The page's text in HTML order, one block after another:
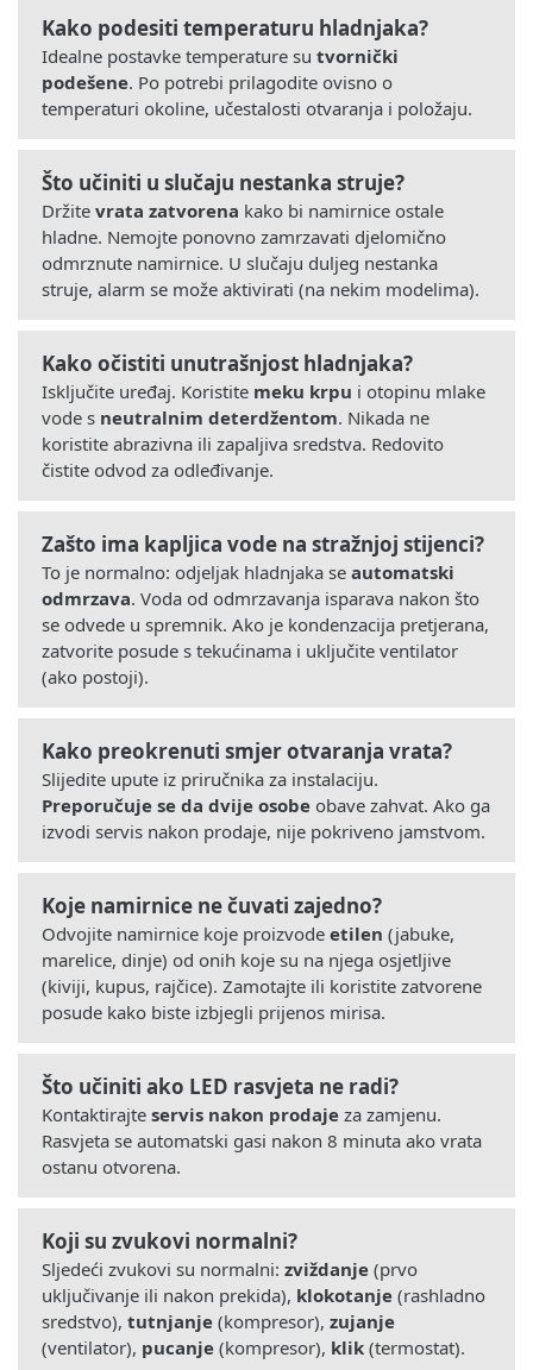
Kako podesiti temperaturu hladnjaka?
Idealne postavke temperature su tvornički
podešene. Po potrebi prilagodite ovisno o
temperaturi okoline, učestalosti otvaranja i položaju.
Što učiniti u slučaju nestanka struje?
Držite vrata zatvorena kako bi namirnice ostale
hladne. Nemojte ponovno zamrzavati djelomično
odmrznute namirnice. U slučaju duljeg nestanka
struje, alarm se može aktivirati (na nekim modelima).
Kako očistiti unutrašnjost hladnjaka?
Isključite uređaj. Koristite meku krpu i otopinu mlake
vode s neutralnim deterdžentom. Nikada ne
koristite abrazivna ili zapaljiva sredstva. Redovito
čistite odvod za odleđivanje.
Zašto ima kapljica vode na stražnjoj stijenci?
To je normalno: odjeljak hladnjaka se automatski
odmrzava. Voda od odmrzavanja isparava nakon što
se odvede u spremnik. Ako je kondenzacija pretjerana,
zatvorite posude s tekućinama i uključite ventilator
(ako postoji).
Kako preokrenuti smjer otvaranja vrata?
Slijedite upute iz priručnika za instalaciju.
Preporučuje se da dvije osobe obave zahvat. Ako ga
izvodi servis nakon prodaje, nije pokriveno jamstvom.
Koje namirnice ne čuvati zajedno?
Odvojite namirnice koje proizvode etilen (jabuke,
marelice, dinje) od onih koje su na njega osjetljive
(kiviji, kupus, rajčice). Zamotajte ili koristite zatvorene
posude kako biste izbjegli prijenos mirisa.
Što učiniti ako LED rasvjeta ne radi?
Kontaktirajte servis nakon prodaje za zamjenu.
Rasvjeta se automatski gasi nakon 8 minuta ako vrata
ostanu otvorena.
Koji su zvukovi normalni?
Sljedeći zvukovi su normalni: zviždanje (prvo
uključivanje ili nakon prekida), klokotanje (rashladno
sredstvo), tutnjanje (kompresor), zujanje
(ventilator), pucanje (kompresor), klik (termostat).